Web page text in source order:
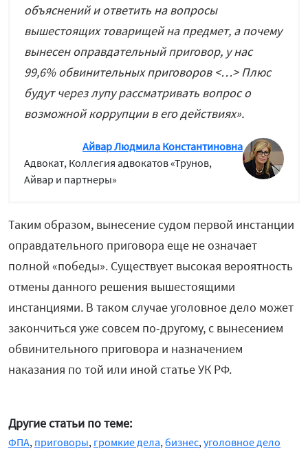
объяснений и ответить на вопросы
вышестоящих товарищей на предмет, а почему
вынесен оправдательный приговор, у нас
99,6% обвинительных приговоров <…> Плюс
будут через лупу рассматривать вопрос о
возможной коррупции в его действиях».
Айвар Людмила Константиновна
Адвокат, Коллегия адвокатов «Трунов,
Айвар и партнеры»
Таким образом, вынесение судом первой инстанции
оправдательного приговора еще не означает
полной «победы». Существует высокая вероятность
отмены данного решения вышестоящими
инстанциями. В таком случае уголовное дело может
закончиться уже совсем по-другому, с вынесением
обвинительного приговора и назначением
наказания по той или иной статье УК РФ.
Другие статьи по теме:
ФПА, приговоры, громкие дела,бизнес,уголовное дело